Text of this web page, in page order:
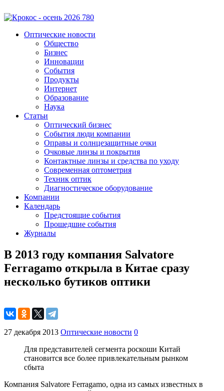
Оптические новости
Общество
Бизнес
Инновации
События
Продукты
Интернет
Образование
Наука
Статьи
Оптический бизнес
События люди компании
Оправы и солнцезащитные очки
Очковые линзы и покрытия
Контактные линзы и средства по уходу
Современная оптометрия
Техник оптик
Диагностическое оборудование
Компании
Календарь
Предстоящие события
Прошедшие события
Журналы
В 2013 году компания Salvatore
Ferragamo открыла в Китае сразу
несколько бутиков оптики
27 декабря 2013 Оптические новости 0
Для представителей сегмента роскоши Китай
становится все более привлекательным рынком
сбыта
Компания Salvatore Ferragamo, одна из самых известных в